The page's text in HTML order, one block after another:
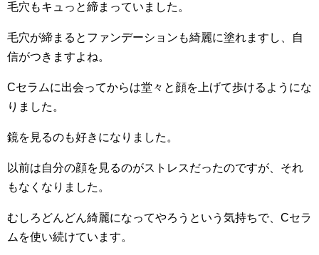
毛穴もキュっと締まっていました。
毛穴が締まるとファンデーションも綺麗に塗れますし、自
信がつきますよね。
Cセラムに出会ってからは堂々と顔を上げて歩けるようにな
りました。
鏡を見るのも好きになりました。
以前は自分の顔を見るのがストレスだったのですが、それ
もなくなりました。
むしろどんどん綺麗になってやろうという気持ちで、Cセラ
ムを使い続けています。